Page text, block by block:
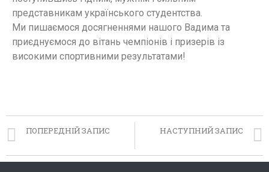
представникам українського студентства.
Ми пишаємося досягненнями нашого Вадима та
приєднуємося до вітань чемпіонів і призерів із
високими спортивними результатами!
ПОПЕРЕДНІЙ ЗАПИС НАСТУПНИЙ ЗАПИС